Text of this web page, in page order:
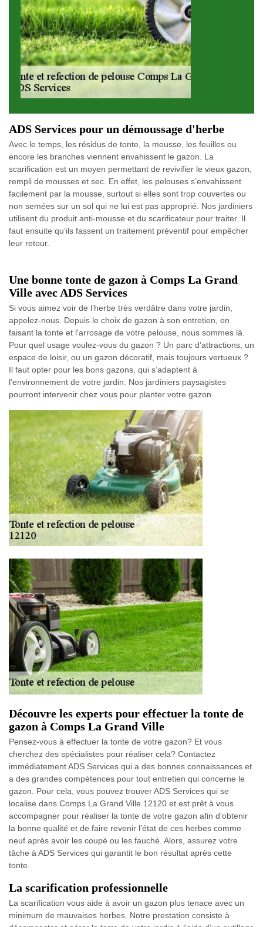
ADS Services pour un démoussage d'herbe
Avec le temps, les résidus de tonte, la mousse, les feuilles ou
encore les branches viennent envahissent le gazon. La
scarification est un moyen permettant de revivifier le vieux gazon,
rempli de mousses et sec. En effet, les pelouses s’envahissent
facilement par la mousse, surtout si elles sont trop couvertes ou
non semées sur un sol qui ne lui est pas approprié. Nos jardiniers
utilisent du produit anti-mousse et du scarificateur pour traiter. Il
faut ensuite qu’ils fassent un traitement préventif pour empêcher
leur retour.
Une bonne tonte de gazon à Comps La Grand
Ville avec ADS Services
Si vous aimez voir de l’herbe très verdâtre dans votre jardin,
appelez-nous. Depuis le choix de gazon à son entretien, en
faisant la tonte et l'arrosage de votre pelouse, nous sommes là.
Pour quel usage voulez-vous du gazon ? Un parc d’attractions, un
espace de loisir, ou un gazon décoratif, mais toujours vertueux ?
Il faut opter pour les bons gazons, qui s’adaptent à
l’environnement de votre jardin. Nos jardiniers paysagistes
pourront intervenir chez vous pour planter votre gazon.
Découvre les experts pour effectuer la tonte de
gazon à Comps La Grand Ville
Pensez-vous à effectuer la tonte de votre gazon? Et vous
cherchez des spécialistes pour réaliser cela? Contactez
immédiatement ADS Services qui a des bonnes connaissances et
a des grandes compétences pour tout entretien qui concerne le
gazon. Pour cela, vous pouvez trouver ADS Services qui se
localise dans Comps La Grand Ville 12120 et est prêt à vous
accompagner pour réaliser la tonte de votre gazon afin d’obtenir
la bonne qualité et de faire revenir l’état de ces herbes comme
neuf après avoir les coupé ou les fauché. Alors, assurez votre
tâche à ADS Services qui garantit le bon résultat après cette
tonte.
La scarification professionnelle
La scarification vous aide à avoir un gazon plus tenace avec un
minimum de mauvaises herbes. Notre prestation consiste à